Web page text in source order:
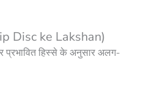
Disc ke Lakshan)
प्रभावित हिस्से के अनुसार अलग-